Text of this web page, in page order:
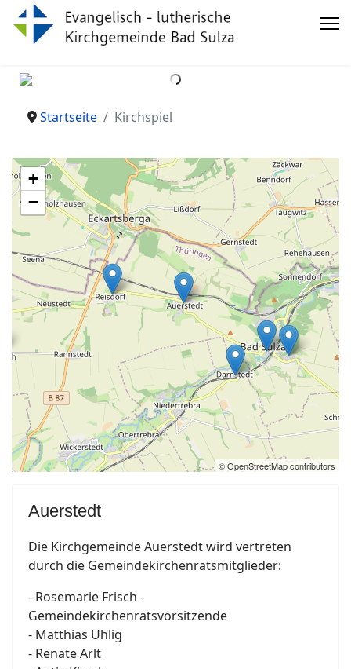
Startseite Kirchspiel
+
−
© OpenStreetMap contributors
Auerstedt
Die Kirchgemeinde Auerstedt wird vertreten
durch die Gemeindekirchenratsmitglieder:
- Rosemarie Frisch -
Gemeindekirchenratsvorsitzende
- Matthias Uhlig
- Renate Arlt